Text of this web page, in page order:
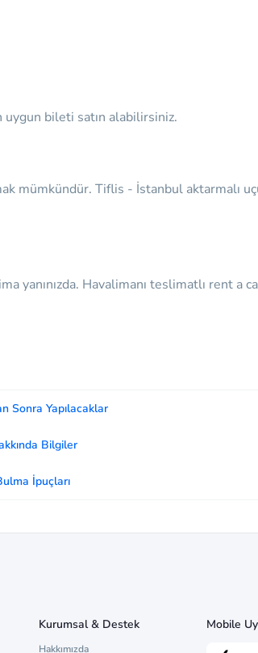
uygun bileti satın alabilirsiniz.
mümkündür. Tiflis - İstanbul aktarmalı
yanınızda. Havalimanı teslimatlı rent a
Sonra Yapılacaklar
Bilgiler
İpuçları
Kurumsal & Destek
Hakkımızda
Mobile